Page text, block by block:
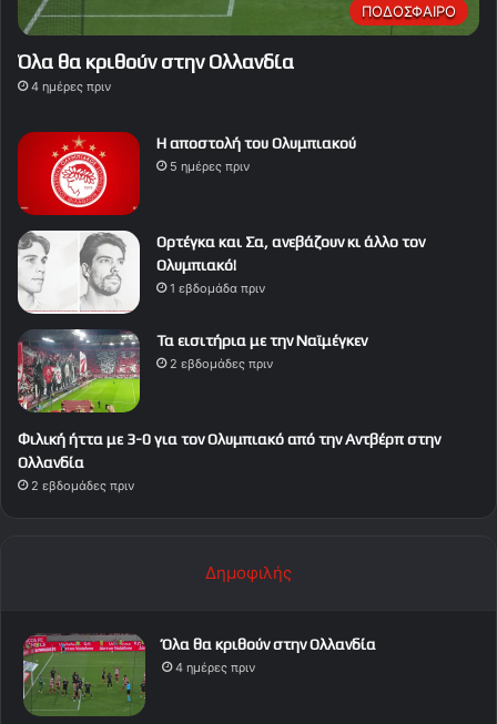
ΠΟΔΟΣΦΑΙΡΟ
Όλα θα κριθούν στην Ολλανδία
4 ημέρες πριν
Η αποστολή του Ολυμπιακού
5 ημέρες πριν
Ορτέγκα και Σα, ανεβάζουν κι άλλο τον
Ολυμπιακό!
1 εβδομάδα πριν
Τα εισιτήρια με την Ναϊμέγκεν
2 εβδομάδες πριν
Φιλική ήττα με 3-0 για τον Ολυμπιακό από την Αντβέρπ στην
Ολλανδία
2 εβδομάδες πριν
Δημοφιλής
Όλα θα κριθούν στην Ολλανδία
4 ημέρες πριν